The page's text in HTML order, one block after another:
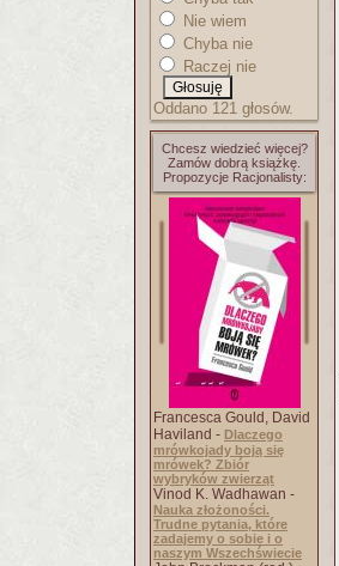
Nie wiem
Chyba nie
Raczej nie
Oddano 121 głosów.
Chcesz wiedzieć więcej?
Zamów dobrą książkę.
Propozycje Racjonalisty:
Francesca Gould, David
Haviland - Dlaczego
mrówkojady boją się
mrówek? Zbiór
wybryków zwierząt
Vinod K. Wadhawan -
Nauka złożoności.
Trudne pytania, które
zadajemy o sobie i o
naszym Wszechświecie